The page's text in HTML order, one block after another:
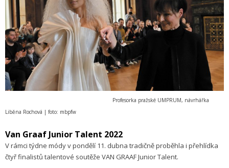
Profesorka pražské UMPRUM, návrhářka
Liběna Rochová | foto: mbpfw
Van Graaf Junior Talent 2022
V rámci týdne módy v pondělí 11. dubna tradičně proběhla i přehlídka
čtyř finalistů talentové soutěže VAN GRAAF Junior Talent.